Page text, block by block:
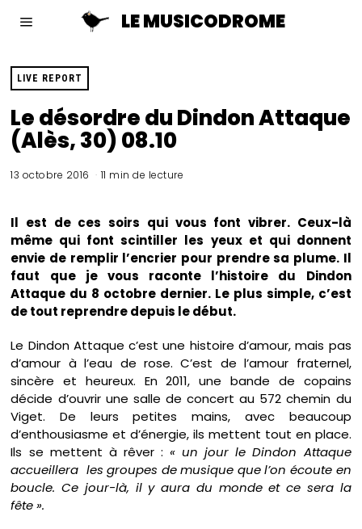
LE MUSICODROME
LIVE REPORT
Le désordre du Dindon Attaque
(Alès, 30) 08.10
13 octobre 2016 11 min de lecture
Il est de ces soirs qui vous font vibrer. Ceux-là
même qui font scintiller les yeux et qui donnent
envie de remplir l’encrier pour prendre sa plume. Il
faut que je vous raconte l’histoire du Dindon
Attaque du 8 octobre dernier. Le plus simple, c’est
de tout reprendre depuis le début.
Le Dindon Attaque c’est une histoire d’amour, mais pas
d’amour à l’eau de rose. C’est de l’amour fraternel,
sincère et heureux. En 2011, une bande de copains
décide d’ouvrir une salle de concert au 572 chemin du
Viget. De leurs petites mains, avec beaucoup
d’enthousiasme et d’énergie, ils mettent tout en place.
Ils se mettent à rêver :« un jour le Dindon Attaque
accueillera les groupes de musique que l’on écoute en
boucle. Ce jour-là, il y aura du monde et ce sera la
fête ».